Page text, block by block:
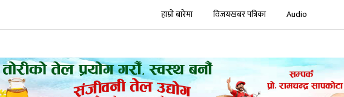
हाम्रो बारेमा विजयखबर पत्रिका Audio